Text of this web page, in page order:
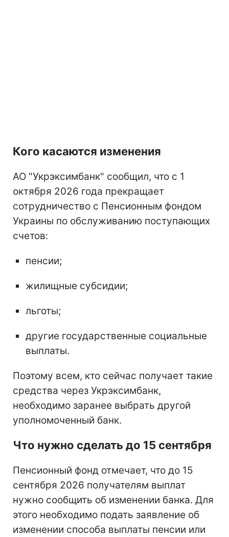
Кого касаются изменения
АО "Укрэксимбанк" сообщил, что с 1
октября 2026 года прекращает
сотрудничество с Пенсионным фондом
Украины по обслуживанию поступающих
счетов:
пенсии;
жилищные субсидии;
льготы;
другие государственные социальные
выплаты.
Поэтому всем, кто сейчас получает такие
средства через Укрэксимбанк,
необходимо заранее выбрать другой
уполномоченный банк.
Что нужно сделать до 15 сентября
Пенсионный фонд отмечает, что до 15
сентября 2026 получателям выплат
нужно сообщить об изменении банка. Для
этого необходимо подать заявление об
изменении способа выплаты пенсии или